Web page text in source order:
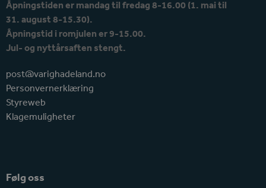
Åpningstiden er mandag til fredag 8-16.00 (1. mai til
31. august 8-15.30).
Åpningstid i romjulen er 9-15.00.
Jul- og nyttårsaften stengt.
post@varighadeland.no
Personvernerklæring
Styreweb
Klagemuligheter
Følg oss